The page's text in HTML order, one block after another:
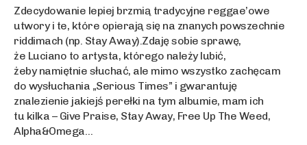
Zdecydowanie lepiej brzmią tradycyjne reggae’owe
utwory i te, które opierają się na znanych powszechnie
riddimach (np. Stay Away).Zdaję sobie sprawę,
że Luciano to artysta, którego należy lubić,
żeby namiętnie słuchać, ale mimo wszystko zachęcam
do wysłuchania „Serious Times” i gwarantuję
znalezienie jakiejś perełki na tym albumie, mam ich
tu kilka – Give Praise, Stay Away, Free Up The Weed,
Alpha&Omega…